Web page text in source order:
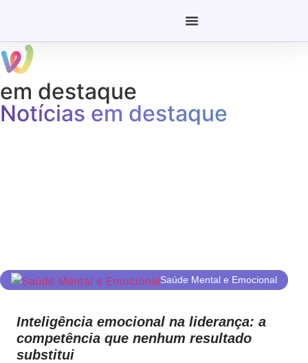
em destaque
Notícias em destaque
Saúde Mental e Emocional
Inteligência emocional na liderança: a
competência que nenhum resultado
substitui